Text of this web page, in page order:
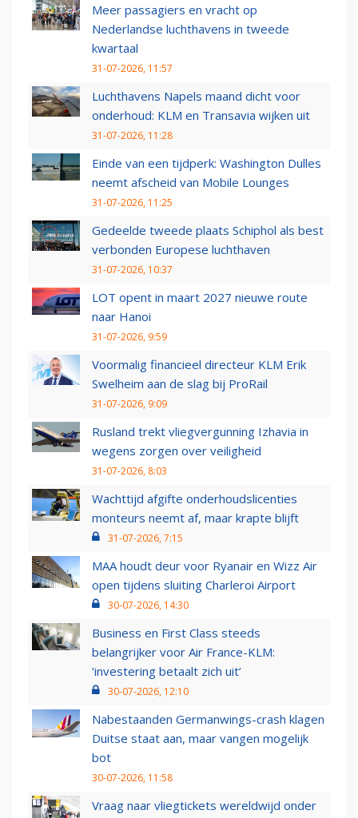
Meer passagiers en vracht op
Nederlandse luchthavens in tweede
kwartaal
31-07-2026, 11:57
Luchthavens Napels maand dicht voor
onderhoud: KLM en Transavia wijken uit
31-07-2026, 11:28
Einde van een tijdperk: Washington Dulles
neemt afscheid van Mobile Lounges
31-07-2026, 11:25
Gedeelde tweede plaats Schiphol als best
verbonden Europese luchthaven
31-07-2026, 10:37
LOT opent in maart 2027 nieuwe route
naar Hanoi
31-07-2026, 9:59
Voormalig financieel directeur KLM Erik
Swelheim aan de slag bij ProRail
31-07-2026, 9:09
Rusland trekt vliegvergunning Izhavia in
wegens zorgen over veiligheid
31-07-2026, 8:03
Wachttijd afgifte onderhoudslicenties
monteurs neemt af, maar krapte blijft
31-07-2026, 7:15
MAA houdt deur voor Ryanair en Wizz Air
open tijdens sluiting Charleroi Airport
30-07-2026, 14:30
Business en First Class steeds
belangrijker voor Air France-KLM:
‘investering betaalt zich uit’
30-07-2026, 12:10
Nabestaanden Germanwings-crash klagen
Duitse staat aan, maar vangen mogelijk
bot
30-07-2026, 11:58
Vraag naar vliegtickets wereldwijd onder